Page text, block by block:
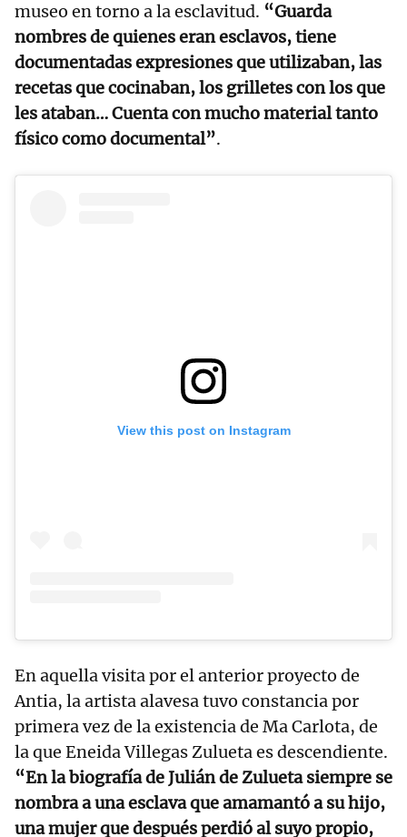
museo en torno a la esclavitud. “Guarda
nombres de quienes eran esclavos, tiene
documentadas expresiones que utilizaban, las
recetas que cocinaban, los grilletes con los que
les ataban… Cuenta con mucho material tanto
físico como documental”.
View this post on Instagram
En aquella visita por el anterior proyecto de
Antia, la artista alavesa tuvo constancia por
primera vez de la existencia de Ma Carlota, de
la que Eneida Villegas Zulueta es descendiente.
“En la biografía de Julián de Zulueta siempre se
nombra a una esclava que amamantó a su hijo,
una mujer que después perdió al suyo propio,